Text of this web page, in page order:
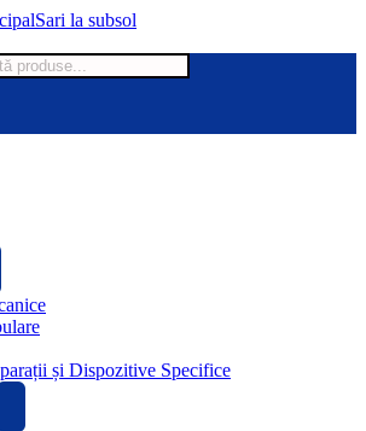
Sari la subsol
și Dispozitive Specifice